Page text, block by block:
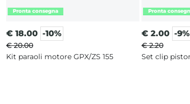
€ 18.00 -10%
€ 20.00
Kit paraoli motore GPX/ZS 155
€ 2.00 -9%
€ 2.20